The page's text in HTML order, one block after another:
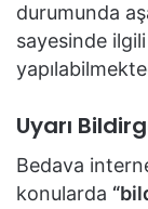
durumunda
sayesinde
Uyarı
Bedava
konularda